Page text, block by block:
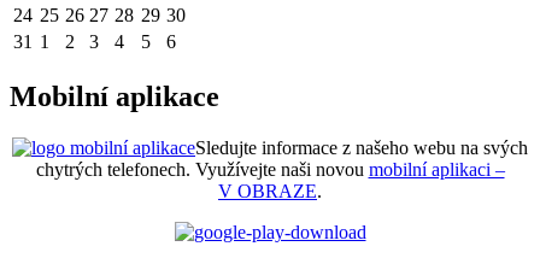
24 25 26 27 28 29 30
31 1 2 3 4 5 6
Mobilní aplikace
Sledujte informace z našeho webu na svých
chytrých telefonech. Využívejte naši novou mobilní aplikaci –
V OBRAZE.